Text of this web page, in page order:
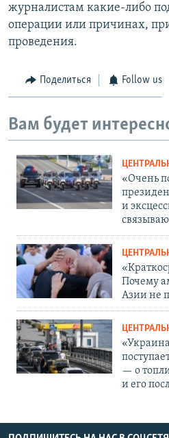
журналистам какие-либо
операции или причинах,
проведения.
Поделиться Follow us
Вам будет
«Очень
и
Почему
Азии не
— о
и его